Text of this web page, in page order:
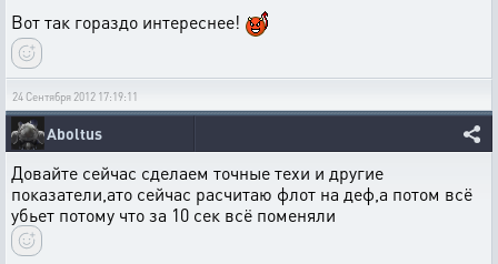
Вот так гораздо интереснее!
24 Сентября 2012 17:19:11
Aboltus
Довайте сейчас сделаем точные техи и другие
показатели,ато сейчас расчитаю флот на деф,а потом всё
убьет потому что за 10 сек всё поменяли